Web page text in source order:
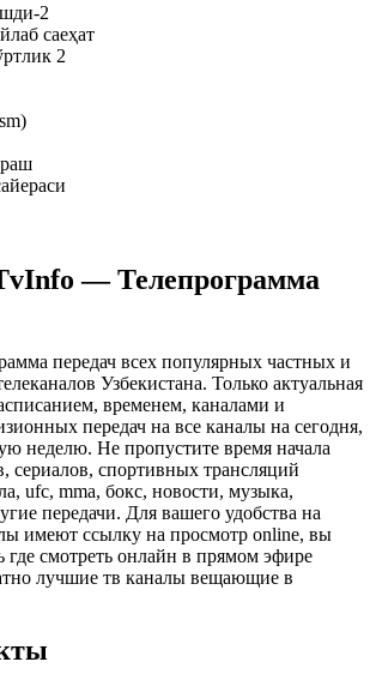
2
саеҳат
2
— Телепрограмма
передач всех популярных частных и
Узбекистана. Только актуальная
временем, каналами и
передач на все каналы на сегодня,
неделю. Не пропустите время начала
спортивных трансляций
ufc, mma, бокс, новости, музыка,
передачи. Для вашего удобства на
имеют ссылку на просмотр online, вы
где смотреть онлайн в прямом эфире
лучшие тв каналы вещающие в